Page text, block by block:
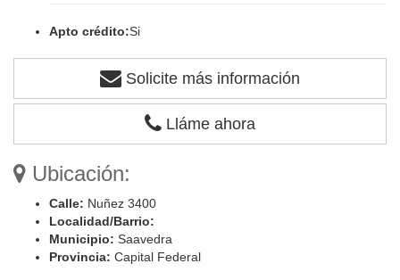
Apto crédito:Si
Solicite más información
Lláme ahora
Ubicación:
Calle: Nuñez 3400
Localidad/Barrio:
Municipio: Saavedra
Provincia: Capital Federal